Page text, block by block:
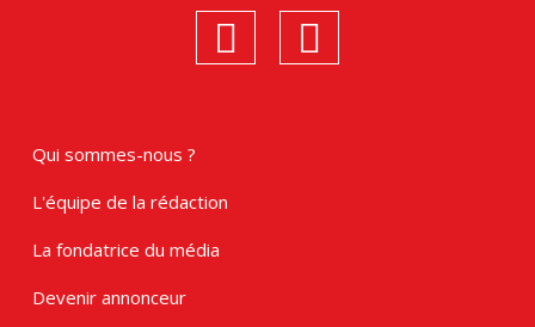
linkedin
Qui sommes-nous ?
L'équipe de la rédaction
La fondatrice du média
Devenir annonceur